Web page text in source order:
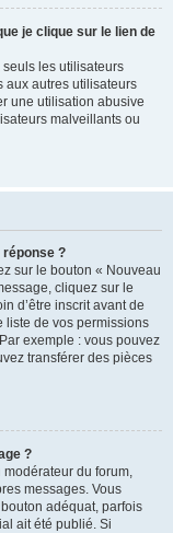
je clique sur le lien de
les utilisateurs
aux autres utilisateurs
une utilisation abusive
malveillants ou
réponse ?
sur le bouton « Nouveau
cliquez sur le
d’être inscrit avant de
liste de vos permissions
exemple : vous pouvez
transférer des pièces
?
du forum,
messages. Vous
adéquat, parfois
ait été publié. Si